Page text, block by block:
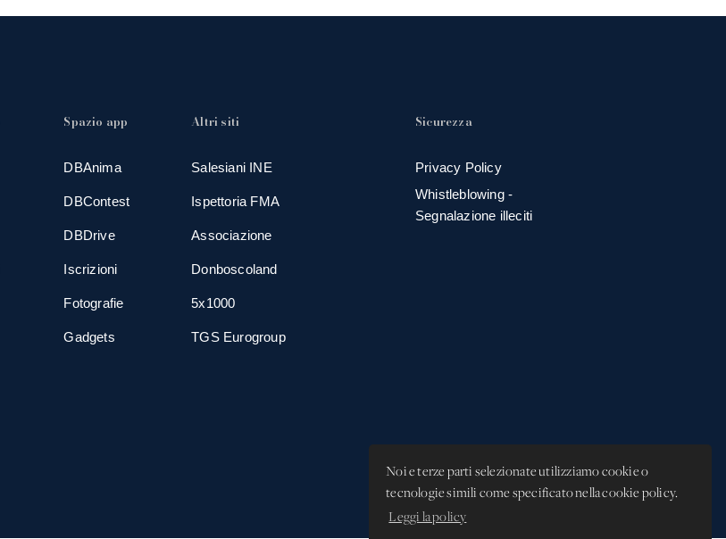
Noi e terze parti selezionate utilizziamo cookie o
tecnologie simili come specificato nella cookie policy.
Leggi la policy
Spazio app
DBAnima
DBContest
DBDrive
Iscrizioni
Fotografie
Gadgets
Altri siti
Salesiani INE
Ispettoria FMA
Associazione
Donboscoland
5x1000
TGS Eurogroup
Sicurezza
Privacy Policy
Whistleblowing -
Segnalazione illeciti